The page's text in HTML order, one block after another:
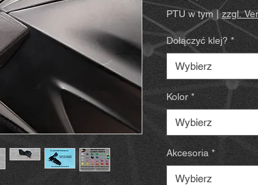
PTU w tym |zzgl.
Dołączyć klej? *
Wybierz
Kolor *
Wybierz
Akcesoria *
Wybierz